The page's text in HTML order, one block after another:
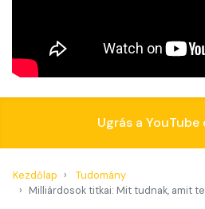
Ugrás a YouTube
Kezdőlap
Tudomány
Milliárdosok titkai: Mit tudnak, amit